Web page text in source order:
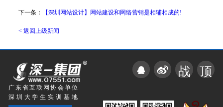
下一条： 【深圳网站设计】网站建设和网络营销是相辅相成的!
< 返回上级新闻
广东省互联网协会单位
深圳大学生实训基地
战 顶